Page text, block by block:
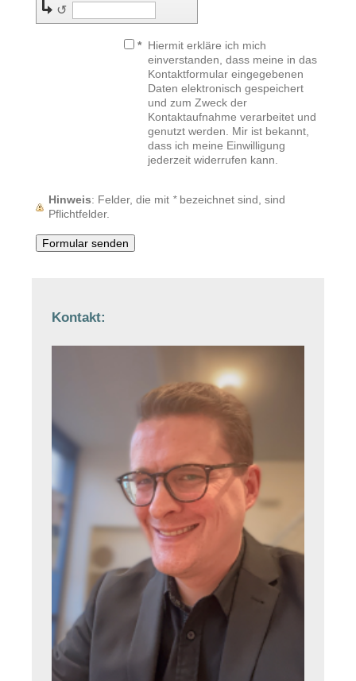
↺
* Hiermit erkläre ich mich
einverstanden, dass meine in das
Kontaktformular eingegebenen
Daten elektronisch gespeichert
und zum Zweck der
Kontaktaufnahme verarbeitet und
genutzt werden. Mir ist bekannt,
dass ich meine Einwilligung
jederzeit widerrufen kann.
Hinweis : Felder, die mit *bezeichnet sind, sind
Pflichtfelder.
Kontakt: